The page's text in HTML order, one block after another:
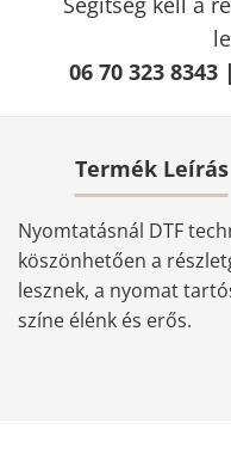
06 70 323 8343 |
Termék Leírás
Nyomtatásnál DTF
köszönhetően a
lesznek, a nyomat
színe élénk és erős.